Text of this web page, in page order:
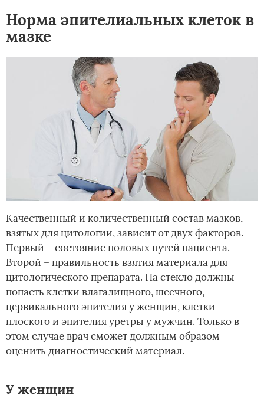
Норма эпителиальных клеток в
мазке
Качественный и количественный состав мазков,
взятых для цитологии, зависит от двух факторов.
Первый – состояние половых путей пациента.
Второй – правильность взятия материала для
цитологического препарата. На стекло должны
попасть клетки влагалищного, шеечного,
цервикального эпителия у женщин, клетки
плоского и эпителия уретры у мужчин. Только в
этом случае врач сможет должным образом
оценить диагностический материал.
У женщин